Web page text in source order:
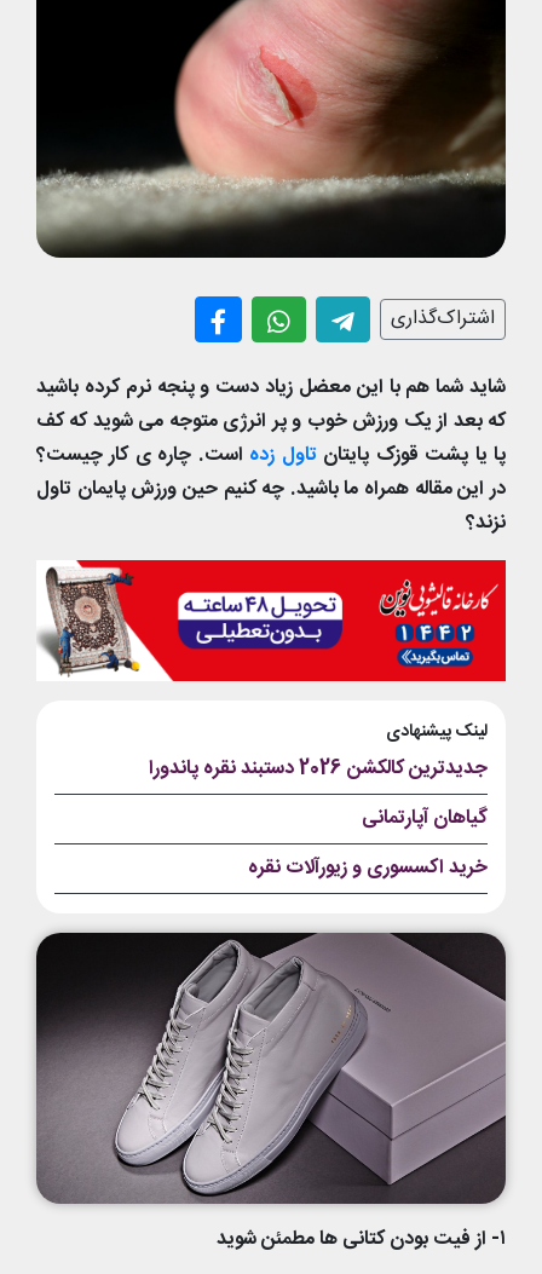
اشتراک‌گذاری
شاید شما هم با این معضل زیاد دست و پنجه نرم کرده باشید
که بعد از یک ورزش خوب و پر انرژی متوجه می شوید که کف
پا یا پشت قوزک پایتان تاول زده است. چاره ی کار چیست؟
در این مقاله همراه ما باشید. چه کنیم حین ورزش پایمان تاول
نزند؟
لینک پیشنهادی
جدیدترین کالکشن 2026 دستبند نقره پاندورا
گیاهان آپارتمانی
خرید اکسسوری و زیورآلات نقره
۱- از فیت بودن کتانی ها مطمئن شوید